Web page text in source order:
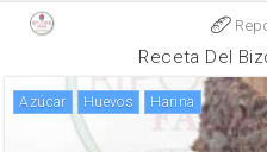
Receta Del
Azúcar huevos harina